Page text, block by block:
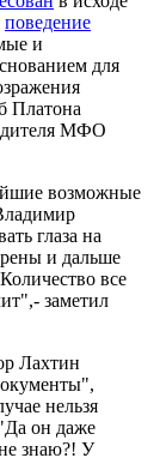
поведение
и
для
Платона
МФО
возможные
глаза на
и дальше
все
заметил
Лахтин
нельзя
он даже
знаю?! У